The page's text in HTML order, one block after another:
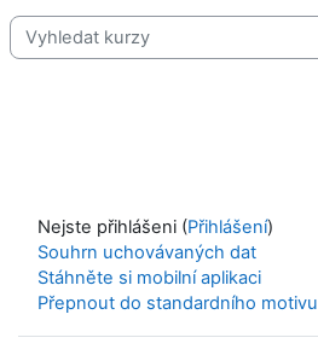
Vyhledat kurzy
Nejste přihlášeni (Přihlášení)
Souhrn uchovávaných dat
Stáhněte si mobilní aplikaci
Přepnout do standardního motivu